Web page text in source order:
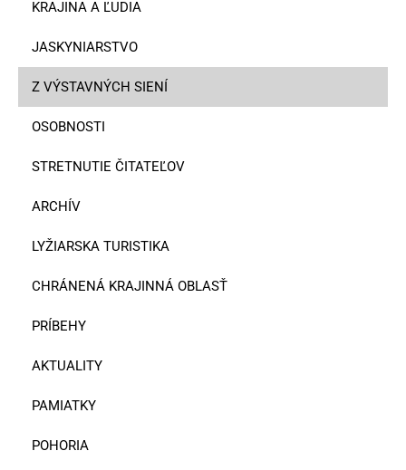
KRAJINA A ĽUDIA
JASKYNIARSTVO
Z VÝSTAVNÝCH SIENÍ
OSOBNOSTI
STRETNUTIE ČITATEĽOV
ARCHÍV
LYŽIARSKA TURISTIKA
CHRÁNENÁ KRAJINNÁ OBLASŤ
PRÍBEHY
AKTUALITY
PAMIATKY
POHORIA